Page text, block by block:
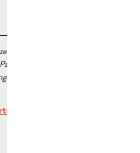
2023 Um 16:52
d’Aubagne et de l’Étoile
:
angeben